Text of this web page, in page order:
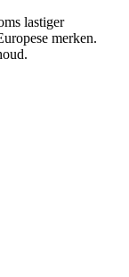
lastiger
merken.